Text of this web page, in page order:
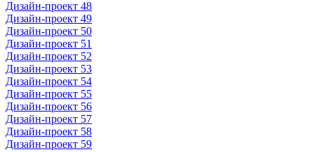
Дизайн-проект 48
Дизайн-проект 49
Дизайн-проект 50
Дизайн-проект 51
Дизайн-проект 52
Дизайн-проект 53
Дизайн-проект 54
Дизайн-проект 55
Дизайн-проект 56
Дизайн-проект 57
Дизайн-проект 58
Дизайн-проект 59